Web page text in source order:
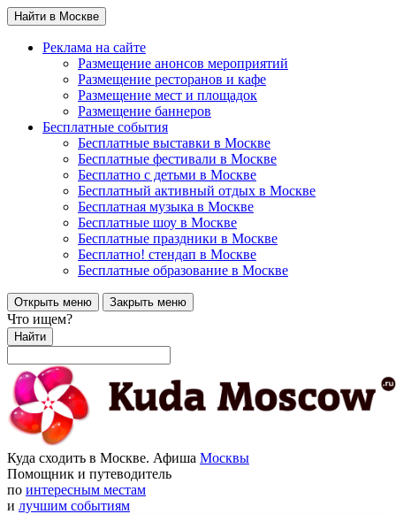
Найти в Москве
Реклама на сайте
Размещение анонсов мероприятий
Размещение ресторанов и кафе
Размещение мест и площадок
Размещение баннеров
Бесплатные события
Бесплатные выставки в Москве
Бесплатные фестивали в Москве
Бесплатно с детьми в Москве
Бесплатный активный отдых в Москве
Бесплатная музыка в Москве
Бесплатные шоу в Москве
Бесплатные праздники в Москве
Бесплатно! стендап в Москве
Бесплатные образование в Москве
Открыть меню Закрыть меню
Что ищем?
Найти
Куда сходить в Москве. Афиша Москвы
Помощник и путеводитель
по интересным местам
и лучшим событиям